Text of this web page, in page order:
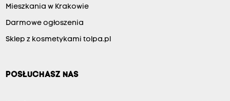
Mieszkania w Krakowie
Darmowe ogłoszenia
Sklep z kosmetykami tolpa.pl
POSŁUCHASZ NAS